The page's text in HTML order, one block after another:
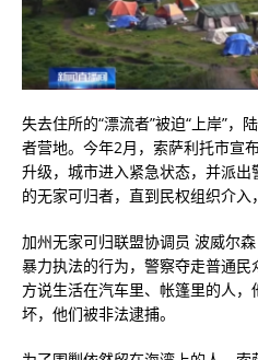
失去住所的“漂流者”被迫“上岸”，
者营地。今年2月，索萨利托市宣
升级，城市进入紧急状态，并派
的无家可归者，直到民权组织介入
加州无家可归联盟协调员 波威尔
暴力执法的行为，警察夺走普通
方说生活在汽车里、帐篷里的人
坏，他们被非法逮捕。